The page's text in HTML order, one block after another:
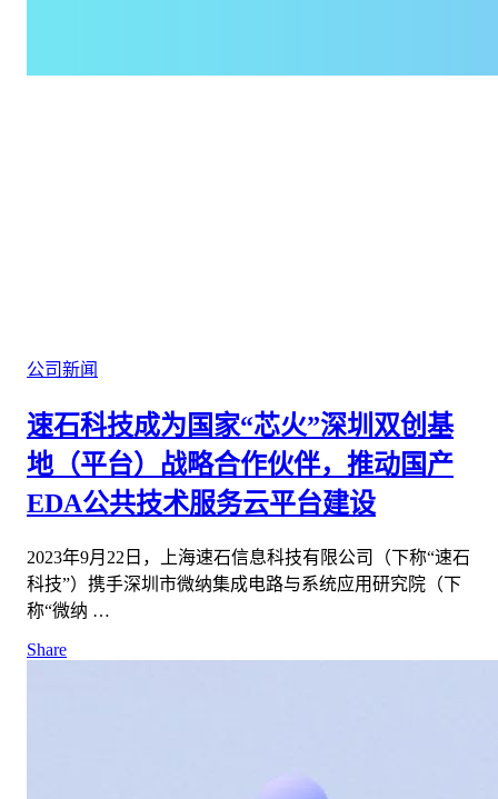
公司新闻
速石科技成为国家“芯火”深圳双创基
地（平台）战略合作伙伴，推动国产
EDA公共技术服务云平台建设
2023年9月22日，上海速石信息科技有限公司（下称“速石
科技”）携手深圳市微纳集成电路与系统应用研究院（下
称“微纳 …
Share